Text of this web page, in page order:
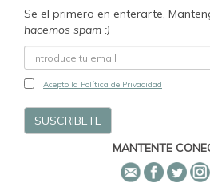
Se el primero en enterarte,
hacemos spam :)
Acepto la Política de Privacidad
MANTENTE